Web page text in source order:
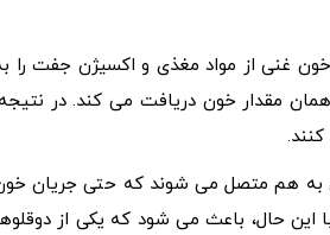
غنی از مواد مغذی و اکسیژن جفت را
مقدار خون دریافت می کند. در
به هم متصل می شوند که حتی جریان
حال، باعث می شود که یکی از